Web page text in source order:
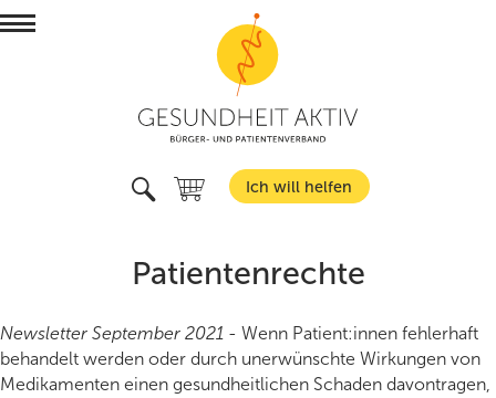
Menü
Wer wir sind
Was wir wollen
Team
Pressemitteilungen
Mitmachen
Spenden
Newsletter
Verlagsprogramm
Adressen
Weil's hilft!
Informieren
Vorträge
Gesundheitscoaching
Suchen
Type 2 or more characters for results.
Ich will helfen
Patientenrechte
Newsletter September 2021 - Wenn Patient:innen fehlerhaft
behandelt werden oder durch unerwünschte Wirkungen von
Medikamenten einen gesundheitlichen Schaden davontragen,